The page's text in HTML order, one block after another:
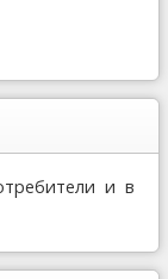
и в